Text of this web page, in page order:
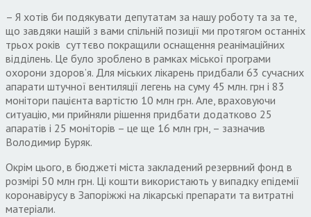
– Я хотів би подякувати депутатам за нашу роботу та за те,
що завдяки нашій з вами спільній позиції ми протягом останніх
трьох років суттєво покращили оснащення реанімаційних
відділень. Це було зроблено в рамках міської програми
охорони здоров’я. Для міських лікарень придбали 63 сучасних
апарати штучної вентиляції легень на суму 45 млн. грн і 83
монітори пацієнта вартістю 10 млн грн. Але, враховуючи
ситуацію, ми прийняли рішення придбати додатково 25
апаратів і 25 моніторів – це ще 16 млн грн, – зазначив
Володимир Буряк.
Окрім цього, в бюджеті міста закладений резервний фонд в
розмірі 50 млн грн. Ці кошти використають у випадку епідемії
коронавірусу в Запоріжжі на лікарські препарати та витратні
матеріали.